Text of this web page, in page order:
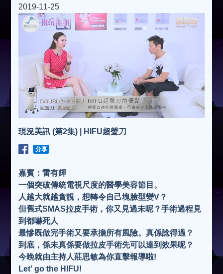
2019-11-25
現況美訊 (第2集) | HIFU超聲刀
分享
嘉賓：雷有輝
一個突破傳統電視尺度的醫學美容節目。
人越大就越貪靚，想轉令自己塊臉型變V？
但舊式SMAS拉皮手術，你又見過未呢？手術過程見
到都嚇死人
最慘既做完手術又要承擔所有風險。真係諗得過？
到底，係未真係要做拉皮手術先可以達到效果呢？
今晚就由主持人莊思敏為你直擊報導啦!
Let' go the HIFU!